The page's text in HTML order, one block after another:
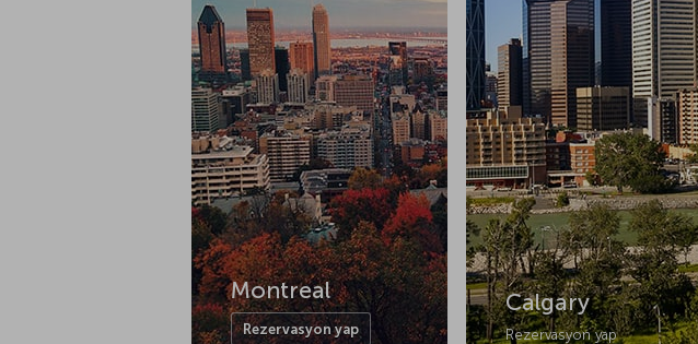
Montreal
Rezervasyon yap
Calgary
Rezervasyon yap